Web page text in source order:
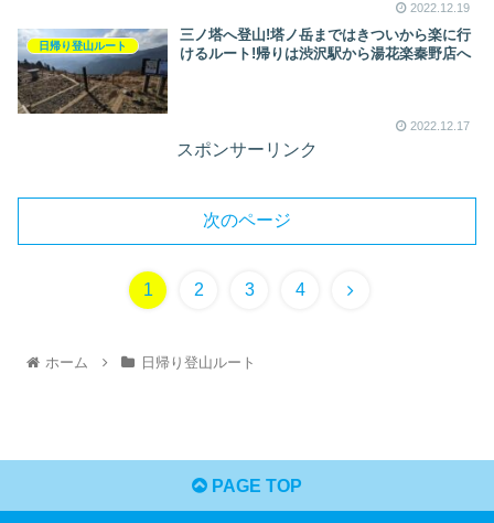
2022.12.19
日帰り登山ルート
三ノ塔へ登山!塔ノ岳まではきついから楽に行
けるルート!帰りは渋沢駅から湯花楽秦野店へ
2022.12.17
スポンサーリンク
次のページ
1 2 3 4
ホーム 日帰り登山ルート
PAGE TOP